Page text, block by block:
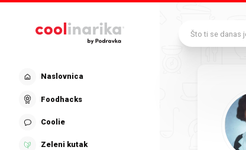
Naslovnica
Foodhacks
Coolie
Zeleni kutak
Što ti se danas